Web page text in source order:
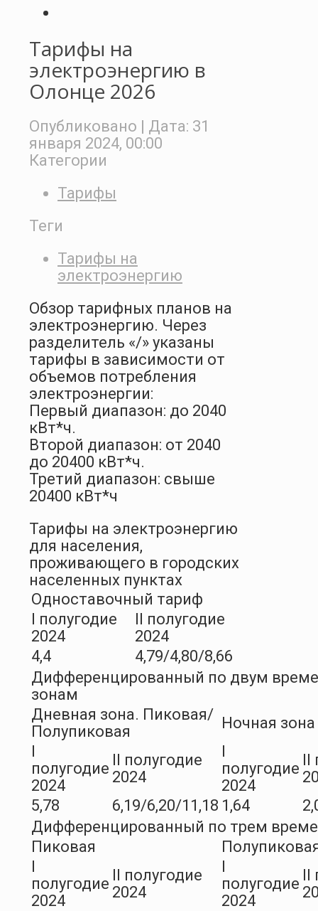
Тарифы на
электроэнергию в
Олонце 2026
Опубликовано | Дата: 31
января 2024, 00:00
Категории
Тарифы
Теги
Тарифы на
электроэнергию
Обзор тарифных планов на
электроэнергию. Через
разделитель «/» указаны
тарифы в зависимости от
объемов потребления
электроэнергии:
Первый диапазон: до 2040
кВт*ч.
Второй диапазон: от 2040
до 20400 кВт*ч.
Третий диапазон: свыше
20400 кВт*ч
Тарифы на электроэнергию
для населения,
проживающего в городских
населенных пунктах
Одноставочный тариф
I полугодие
2024
II полугодие
2024
4,4
4,79/4,80/8,66
Дифференцированный по двум
зонам
Дневная зона. Пиковая/
Полупиковая
Ночная зона
полугодие
2024
II полугодие
2024
полугодие
2024
5,78
6,19/6,20/11,18 1,64
Дифференцированный по трем
Пиковая
полугодие
2024
II полугодие
2024
полугодие
2024